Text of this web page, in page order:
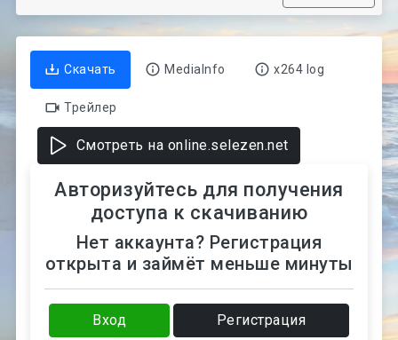
Скачать MediaInfo x264 log
Трейлер
Смотреть на online.selezen.net
Авторизуйтесь для получения
доступа к скачиванию
Нет аккаунта? Регистрация
открыта и займёт меньше минуты
Вход Регистрация